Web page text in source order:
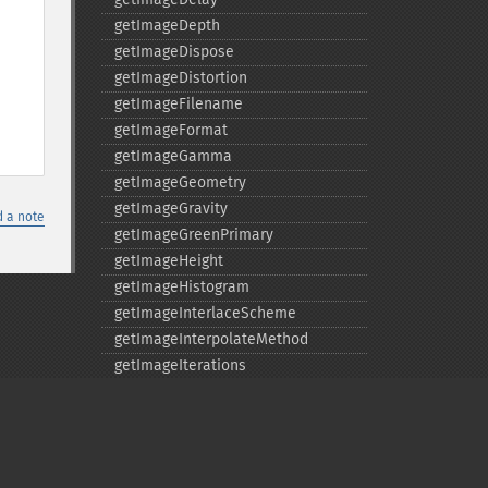
a note
getImageDepth
getImageDispose
getImageDistortion
getImageFilename
getImageFormat
getImageGamma
getImageGeometry
getImageGravity
getImageGreenPrimary
getImageHeight
getImageHistogram
getImageInterlaceScheme
getImageInterpolateMethod
getImageIterations